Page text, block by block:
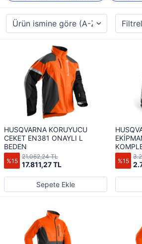
HUSQVARNA KORUYUCU
CEKET EN381 ONAYLI L
BEDEN
%15 17.811,27 TL
21.062,24 TL
Sepete Ekle
%15